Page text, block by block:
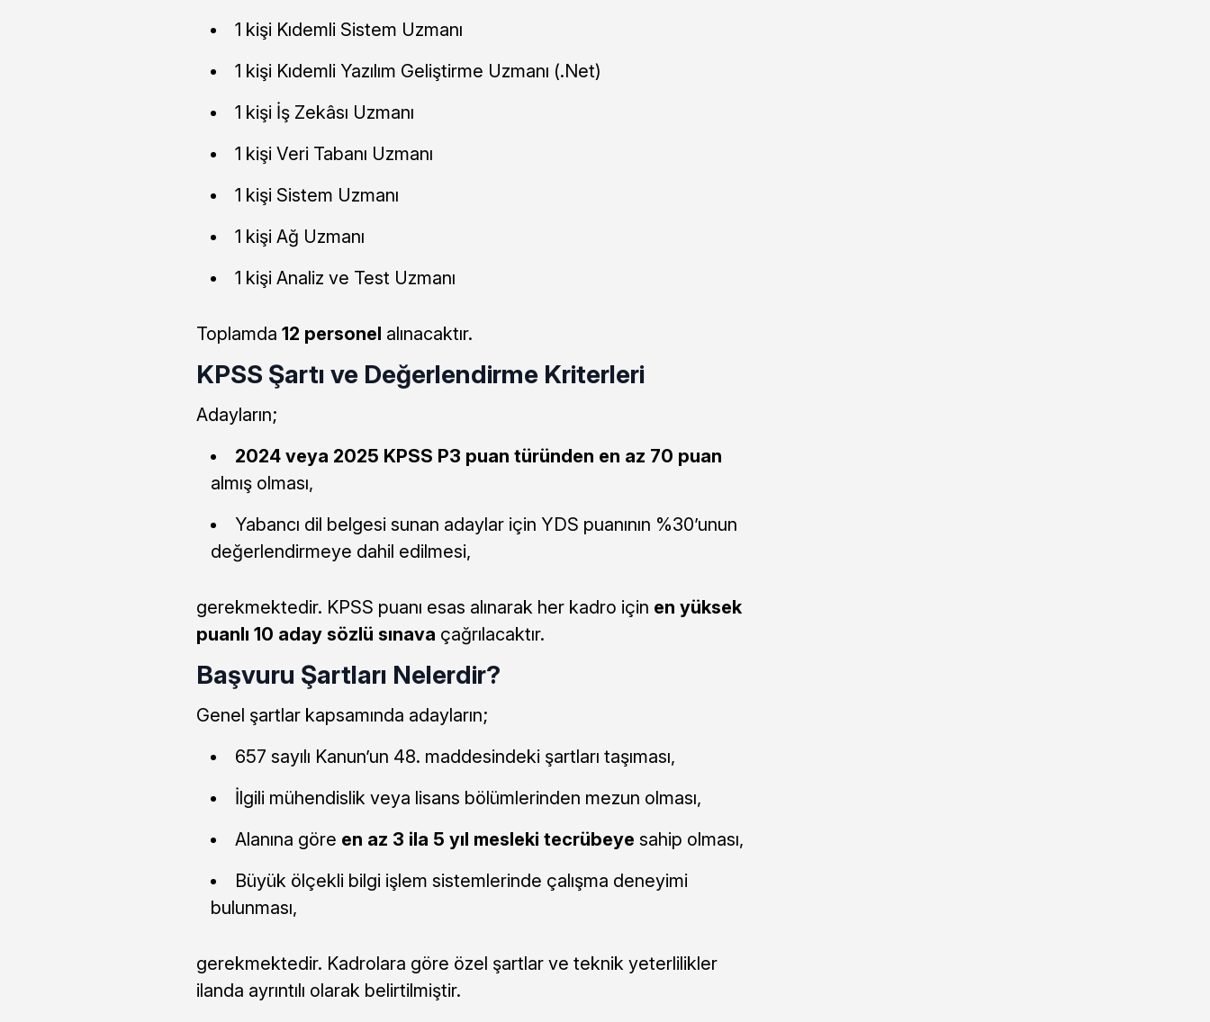
1 kişi Kıdemli Sistem Uzmanı
1 kişi Kıdemli Yazılım Geliştirme Uzmanı (.Net)
1 kişi İş Zekâsı Uzmanı
1 kişi Veri Tabanı Uzmanı
1 kişi Sistem Uzmanı
1 kişi Ağ Uzmanı
1 kişi Analiz ve Test Uzmanı
Toplamda 12 personel alınacaktır.
KPSS Şartı ve Değerlendirme Kriterleri
Adayların;
2024 veya 2025 KPSS P3 puan türünden en az 70 puan
almış olması,
Yabancı dil belgesi sunan adaylar için YDS puanının %30’unun
değerlendirmeye dahil edilmesi,
gerekmektedir. KPSS puanı esas alınarak her kadro için en yüksek
puanlı 10 aday sözlü sınava çağrılacaktır.
Başvuru Şartları Nelerdir?
Genel şartlar kapsamında adayların;
657 sayılı Kanun’un 48. maddesindeki şartları taşıması,
İlgili mühendislik veya lisans bölümlerinden mezun olması,
Alanına göre en az 3 ila 5 yıl mesleki tecrübeye sahip olması,
Büyük ölçekli bilgi işlem sistemlerinde çalışma deneyimi
bulunması,
gerekmektedir. Kadrolara göre özel şartlar ve teknik yeterlilikler
ilanda ayrıntılı olarak belirtilmiştir.